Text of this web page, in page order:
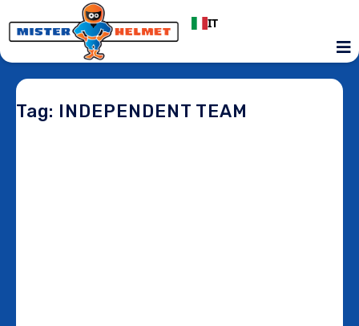
IT
Tag: INDEPENDENT TEAM